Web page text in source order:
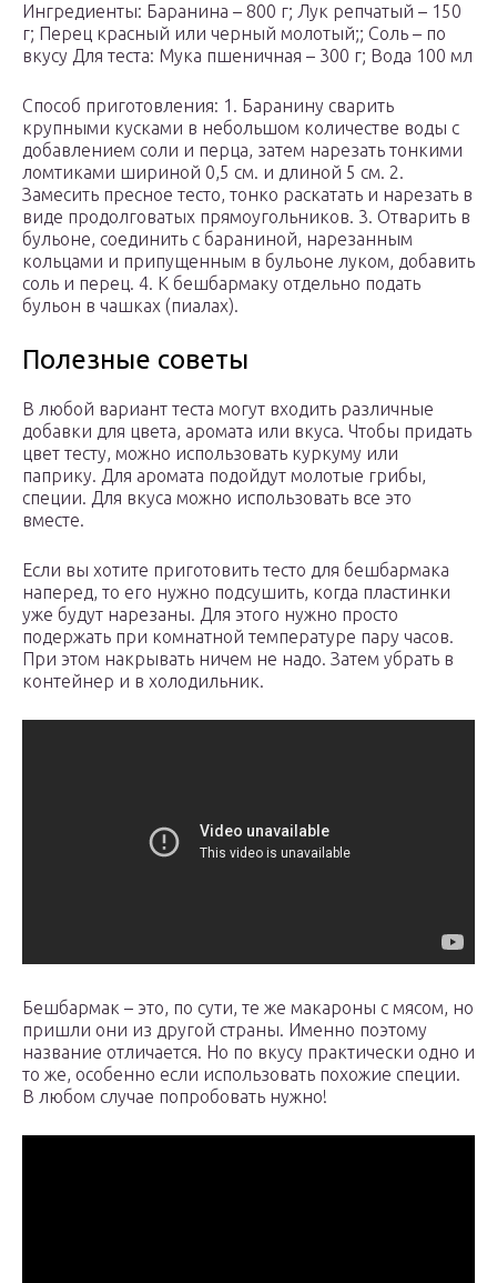
Ингредиенты: Баранина – 800 г; Лук репчатый – 150
г; Перец красный или черный молотый;; Соль – по
вкусу Для теста: Мука пшеничная – 300 г; Вода 100 мл
Способ приготовления: 1. Баранину сварить
крупными кусками в небольшом количестве воды с
добавлением соли и перца, затем нарезать тонкими
ломтиками шириной 0,5 см. и длиной 5 см. 2.
Замесить пресное тесто, тонко раскатать и нарезать в
виде продолговатых прямоугольников. 3. Отварить в
бульоне, соединить с бараниной, нарезанным
кольцами и припущенным в бульоне луком, добавить
соль и перец. 4. К бешбармаку отдельно подать
бульон в чашках (пиалах).
Полезные советы
В любой вариант теста могут входить различные
добавки для цвета, аромата или вкуса. Чтобы придать
цвет тесту, можно использовать куркуму или
паприку. Для аромата подойдут молотые грибы,
специи. Для вкуса можно использовать все это
вместе.
Если вы хотите приготовить тесто для бешбармака
наперед, то его нужно подсушить, когда пластинки
уже будут нарезаны. Для этого нужно просто
подержать при комнатной температуре пару часов.
При этом накрывать ничем не надо. Затем убрать в
контейнер и в холодильник.
Бешбармак – это, по сути, те же макароны с мясом, но
пришли они из другой страны. Именно поэтому
название отличается. Но по вкусу практически одно и
то же, особенно если использовать похожие специи.
В любом случае попробовать нужно!